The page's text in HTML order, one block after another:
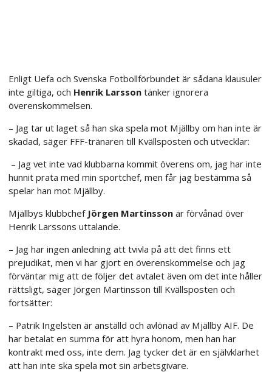
Enligt Uefa och Svenska Fotbollförbundet är sådana klausuler
inte giltiga, och Henrik Larsson tänker ignorera
överenskommelsen.
– Jag tar ut laget så han ska spela mot Mjällby om han inte är
skadad, säger FFF-tränaren till Kvällsposten och utvecklar:
– Jag vet inte vad klubbarna kommit överens om, jag har inte
hunnit prata med min sportchef, men får jag bestämma så
spelar han mot Mjällby.
Mjällbys klubbchef Jörgen Martinsson är förvånad över
Henrik Larssons uttalande.
– Jag har ingen anledning att tvivla på att det finns ett
prejudikat, men vi har gjort en överenskommelse och jag
förväntar mig att de följer det avtalet även om det inte håller
rättsligt, säger Jörgen Martinsson till Kvällsposten och
fortsätter:
– Patrik Ingelsten är anställd och avlönad av Mjällby AIF. De
har betalat en summa för att hyra honom, men han har
kontrakt med oss, inte dem. Jag tycker det är en självklarhet
att han inte ska spela mot sin arbetsgivare.